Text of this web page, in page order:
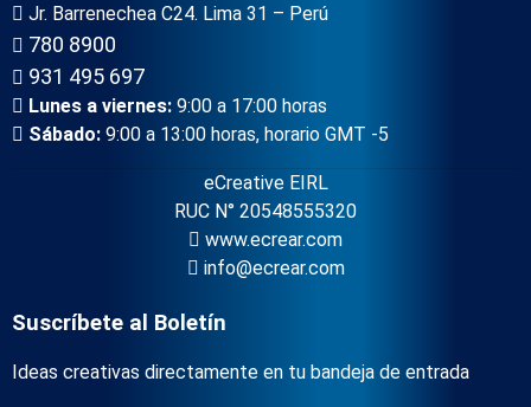
Jr. Barrenechea C24. Lima 31 – Perú
780 8900
931 495 697
Lunes a viernes: 9:00 a 17:00 horas
Sábado: 9:00 a 13:00 horas, horario GMT -5
eCreative EIRL
RUC N° 20548555320
www.ecrear.com
info@ecrear.com
Suscríbete al Boletín
Ideas creativas directamente en tu bandeja de entrada